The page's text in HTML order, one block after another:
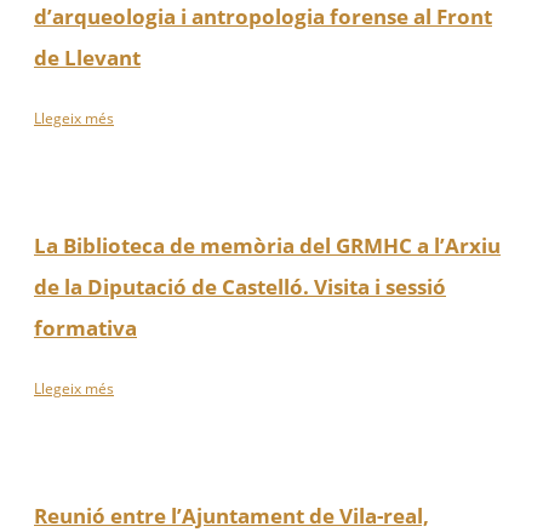
d’arqueologia i antropologia forense al Front
de Llevant
Llegeix més
La Biblioteca de memòria del GRMHC a l’Arxiu
de la Diputació de Castelló. Visita i sessió
formativa
Llegeix més
Reunió entre l’Ajuntament de Vila-real,